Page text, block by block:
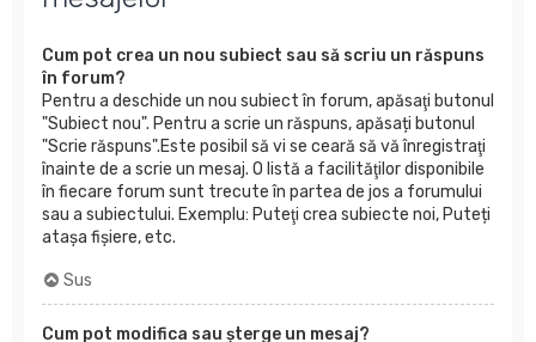
Cum pot crea un nou subiect sau să scriu un răspuns
în forum?
Pentru a deschide un nou subiect în forum, apăsaţi butonul
"Subiect nou". Pentru a scrie un răspuns, apăsați butonul
"Scrie răspuns".Este posibil să vi se ceară să vă înregistraţi
înainte de a scrie un mesaj. O listă a facilităţilor disponibile
în fiecare forum sunt trecute în partea de jos a forumului
sau a subiectului. Exemplu: Puteţi crea subiecte noi, Puteți
atașa fișiere, etc.
Sus
Cum pot modifica sau şterge un mesaj?